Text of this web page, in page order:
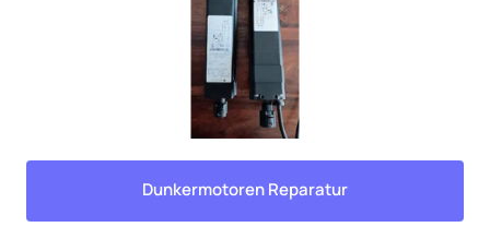
Dunkermotoren Reparatur